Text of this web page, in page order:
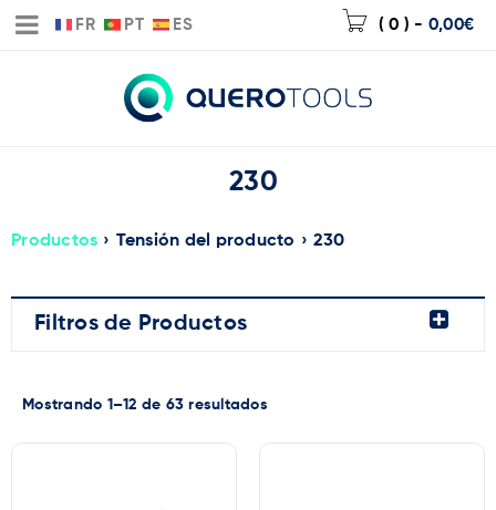
FR PT ES ( 0 ) - 0,00€
230
Productos › Tensión del producto › 230
Filtros de Productos
Mostrando 1–12 de 63 resultados